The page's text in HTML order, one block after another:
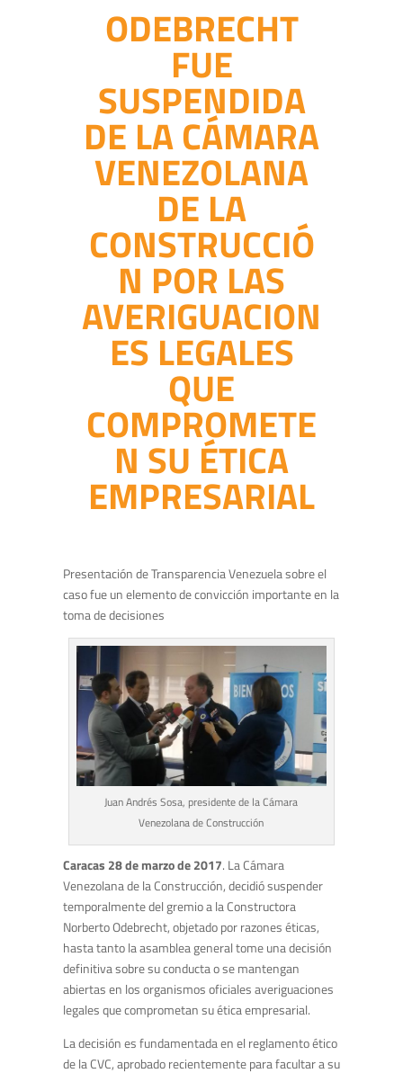
ODEBRECHT
FUE
SUSPENDIDA
DE LA CÁMARA
VENEZOLANA
DE LA
CONSTRUCCIÓ
N POR LAS
AVERIGUACION
ES LEGALES
QUE
COMPROMETE
N SU ÉTICA
EMPRESARIAL
Presentación de Transparencia Venezuela sobre el
caso fue un elemento de convicción importante en la
toma de decisiones
Juan Andrés Sosa, presidente de la Cámara
Venezolana de Construcción
Caracas 28 de marzo de 2017. La Cámara
Venezolana de la Construcción, decidió suspender
temporalmente del gremio a la Constructora
Norberto Odebrecht, objetado por razones éticas,
hasta tanto la asamblea general tome una decisión
definitiva sobre su conducta o se mantengan
abiertas en los organismos oficiales averiguaciones
legales que comprometan su ética empresarial.
La decisión es fundamentada en el reglamento ético
de la CVC, aprobado recientemente para facultar a su